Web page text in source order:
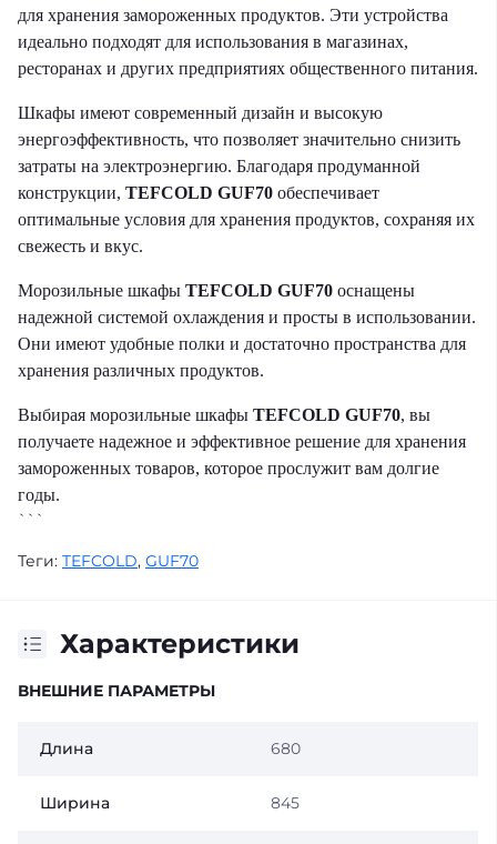
для хранения замороженных продуктов. Эти устройства
идеально подходят для использования в магазинах,
ресторанах и других предприятиях общественного питания.
Шкафы имеют современный дизайн и высокую
энергоэффективность, что позволяет значительно снизить
затраты на электроэнергию. Благодаря продуманной
конструкции, TEFCOLD GUF70 обеспечивает
оптимальные условия для хранения продуктов, сохраняя их
свежесть и вкус.
Морозильные шкафы TEFCOLD GUF70 оснащены
надежной системой охлаждения и просты в использовании.
Они имеют удобные полки и достаточно пространства для
хранения различных продуктов.
Выбирая морозильные шкафы TEFCOLD GUF70, вы
получаете надежное и эффективное решение для хранения
замороженных товаров, которое прослужит вам долгие
годы.
```
Теги: TEFCOLD, GUF70
Характеристики
ВНЕШНИЕ ПАРАМЕТРЫ
Длина 680
Ширина 845